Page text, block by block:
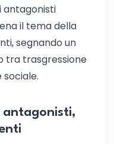
antagonisti
il tema della
segnando un
tra trasgressione
antagonisti,